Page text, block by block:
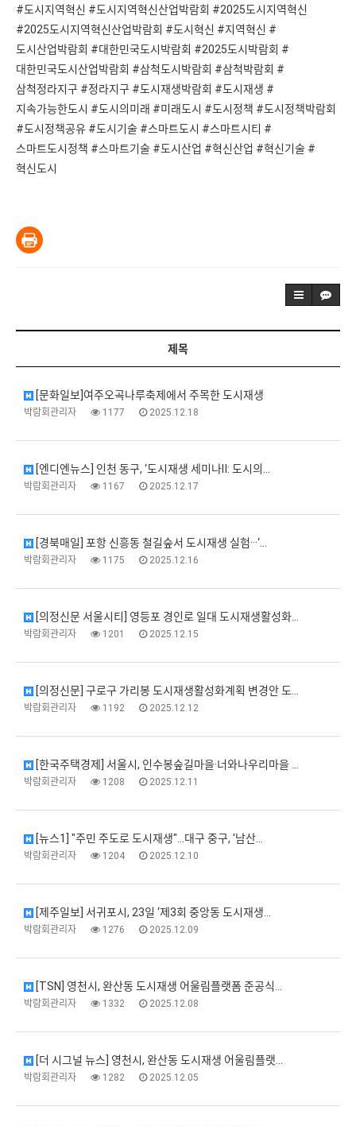
#도시지역혁신 #도시지역혁신산업박람회 #2025도시지역혁신
#2025도시지역혁신산업박람회 #도시혁신 #지역혁신 #
도시산업박람회 #대한민국도시박람회 #2025도시박람회 #
대한민국도시산업박람회 #삼척도시박람회 #삼척박람회 #
삼척정라지구 #정라지구 #도시재생박람회 #도시재생 #
지속가능한도시 #도시의미래 #미래도시 #도시정책 #도시정책박람회
#도시정책공유 #도시기술 #스마트도시 #스마트시티 #
스마트도시정책 #스마트기술 #도시산업 #혁신산업 #혁신기술 #
혁신도시
제목
[문화일보]여주오곡나루축제에서 주목한 도시재생
박람회관리자 1177 2025.12.18
[엔디엔뉴스] 인천 동구, ‘도시재생 세미나Ⅱ: 도시의…
박람회관리자 1167 2025.12.17
[경북매일] 포항 신흥동 철길숲서 도시재생 실험···‘…
박람회관리자 1175 2025.12.16
[의정신문 서울시티] 영등포 경인로 일대 도시재생활성화…
박람회관리자 1201 2025.12.15
[의정신문] 구로구 가리봉 도시재생활성화계획 변경안 도…
박람회관리자 1192 2025.12.12
[한국주택경제] 서울시, 인수봉숲길마을·너와나우리마을 …
박람회관리자 1208 2025.12.11
[뉴스1] "주민 주도로 도시재생"…대구 중구, '남산…
박람회관리자 1204 2025.12.10
[제주일보] 서귀포시, 23일 ‘제3회 중앙동 도시재생…
박람회관리자 1276 2025.12.09
[TSN] 영천시, 완산동 도시재생 어울림플랫폼 준공식…
박람회관리자 1332 2025.12.08
[더 시그널 뉴스] 영천시, 완산동 도시재생 어울림플랫…
박람회관리자 1282 2025.12.05